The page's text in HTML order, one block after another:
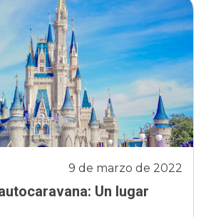
Un lugar
9 de marzo de 2022